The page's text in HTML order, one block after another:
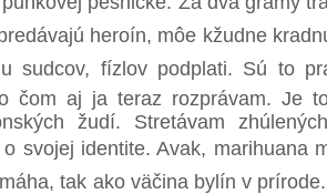
heroín, môe kžudne
sudcov, fízlov podplati. Sú to
čom aj ja teraz rozprávam. Je
žudí. Stretávam
o svojej identite. Avak, marihuana
tak ako väčina bylín v